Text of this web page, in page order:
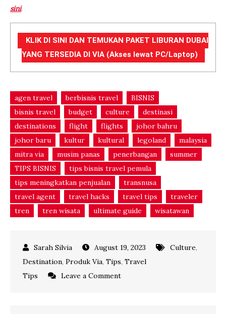
sini.
KLIK DI SINI DAN TEMUKAN PAKET LIBURAN DUBAI
YANG TERSEDIA DI VIA (Akses lewat PC/Laptop)
agen travel berbisnis travel
BISNIS
bisnis travel
budget culture
destinasi
destinations
flight flights
johor bahru
johor baru
kultur kultural legoland
malaysia
mitra via
musim panas penerbangan
summer
TIPS BISNIS
tips bisnis travel pemula
tips meningkatkan penjualan
transnusa
travel agent
travel hacks travel tips
traveler
tren
tren wisata ultimate guide wisatawan
August 19, 2023 Culture,
Destination, Produk Via, Tips, Travel
Tips
Leave a Commenton